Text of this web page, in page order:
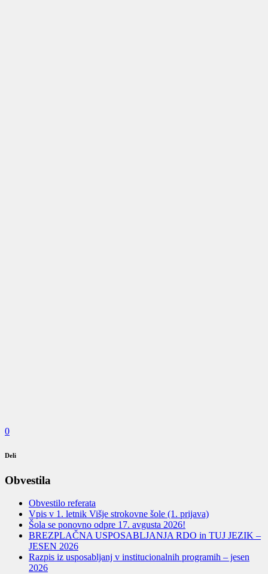
0
Deli
Obvestila
Obvestilo referata
Vpis v 1. letnik Višje strokovne šole (1. prijava)
Šola se ponovno odpre 17. avgusta 2026!
BREZPLAČNA USPOSABLJANJA RDO in TUJ JEZIK –
JESEN 2026
Razpis iz usposabljanj v institucionalnih programih – jesen
2026